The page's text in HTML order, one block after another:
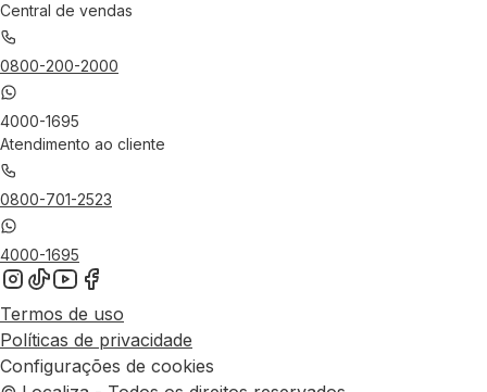
Central de vendas
0800-200-2000
4000-1695
Atendimento ao cliente
0800-701-2523
4000-1695
Termos de uso
Políticas de privacidade
Configurações de cookies